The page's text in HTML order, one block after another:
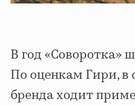
В год «Соворотка»
По оценкам Гири, в
бренда ходит